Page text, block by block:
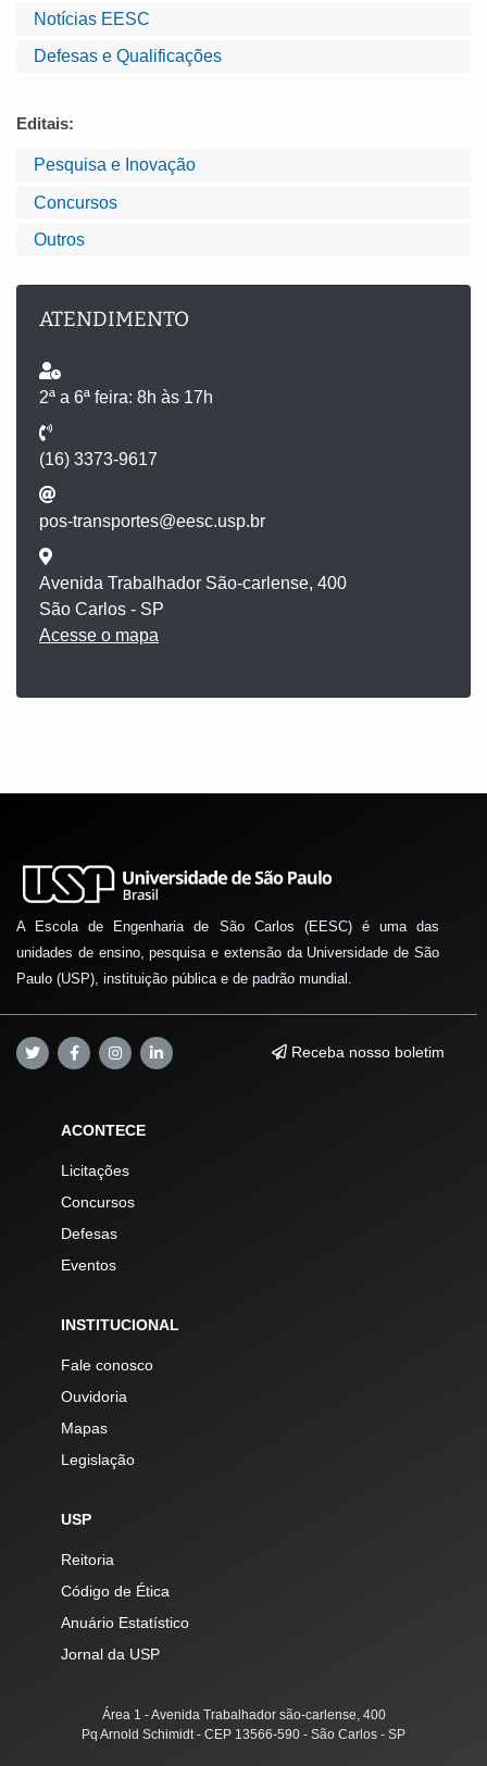
Notícias EESC
Defesas e Qualificações
Editais:
Pesquisa e Inovação
Concursos
Outros
ATENDIMENTO
2ª a 6ª feira: 8h às 17h
(16) 3373-9617
pos-transportes@eesc.usp.br
Avenida Trabalhador São-carlense, 400
São Carlos - SP
Acesse o mapa
A Escola de Engenharia de São Carlos (EESC) é uma das
unidades de ensino, pesquisa e extensão da Universidade de São
Paulo (USP), instituição pública e de padrão mundial.
Receba nosso boletim
ACONTECE
Licitações
Concursos
Defesas
Eventos
INSTITUCIONAL
Fale conosco
Ouvidoria
Mapas
Legislação
USP
Reitoria
Código de Ética
Anuário Estatístico
Jornal da USP
Área 1 - Avenida Trabalhador são-carlense, 400
Pq Arnold Schimidt - CEP 13566-590 - São Carlos - SP